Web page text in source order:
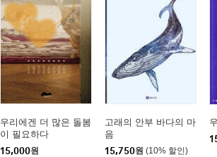
우리에겐 더 많은 돌봄
이 필요하다
15,000원
고래의 안부 바다의 마
음
15,750원 (10% 할인)